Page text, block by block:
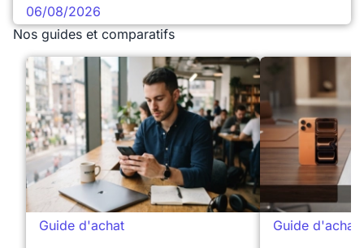
06/08/2026
Nos guides et comparatifs
Guide d'achat Guide d'achat